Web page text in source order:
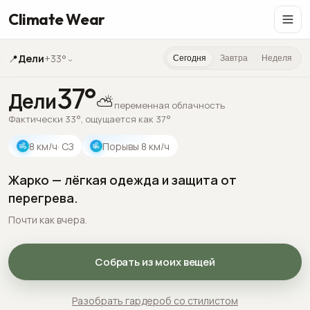
Climate Wear
📍Дели+33° ⌄ Сегодня Завтра Неделя
Дели37°⛅переменная облачность
Фактически 33°, ощущается как 37°
8 км/ч· СЗ Порывы 8 км/ч
Жарко — лёгкая одежда и защита от
перегрева.
Почти как вчера.
Собрать из моих вещей
Разобрать гардероб со стилистом